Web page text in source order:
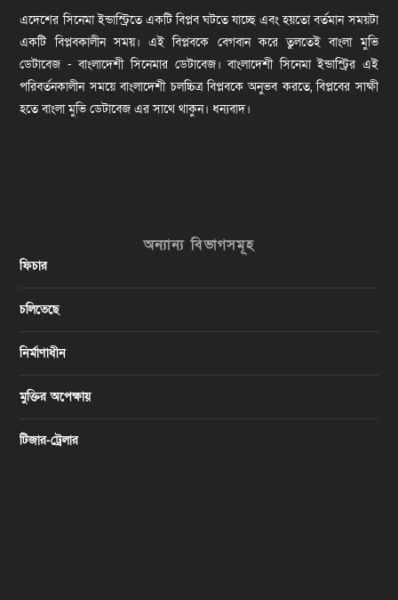
এদেশের সিনেমা ইন্ডাস্ট্রিতে একটি বিপ্লব ঘটতে যাচ্ছে এবং হয়তো বর্তমান সময়টা
একটি বিপ্লবকালীন সময়। এই বিপ্লবকে বেগবান করে তুলতেই বাংলা মুভি
ডেটাবেজ - বাংলাদেশী সিনেমার ডেটাবেজ। বাংলাদেশী সিনেমা ইন্ডাস্ট্রির এই
পরিবর্তনকালীন সময়ে বাংলাদেশী চলচ্চিত্র বিপ্লবকে অনুভব করতে, বিপ্লবের সাক্ষী
হতে বাংলা মুভি ডেটাবেজ এর সাথে থাকুন। ধন্যবাদ।
অন্যান্য বিভাগসমূহ
ফিচার
চলিতেছে
নির্মাণাধীন
মুক্তির অপেক্ষায়
টিজার-ট্রেলার